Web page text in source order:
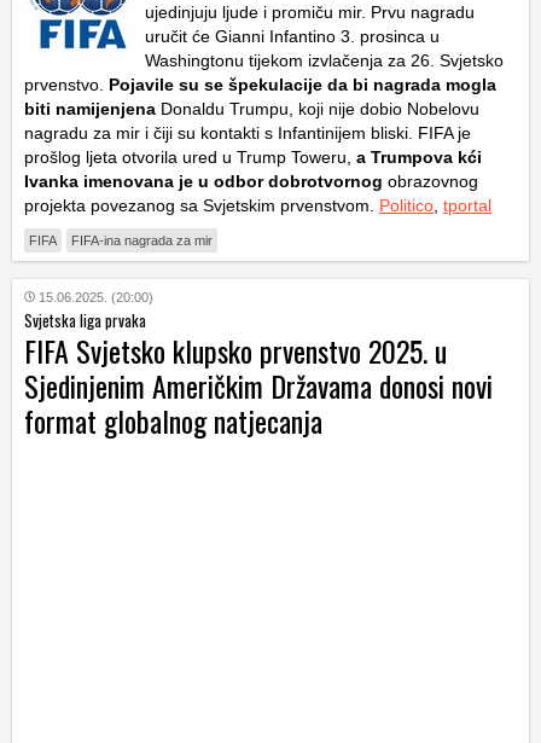
ujedinjuju ljude i promiču mir. Prvu nagradu
uručit će Gianni Infantino 3. prosinca u
Washingtonu tijekom izvlačenja za 26. Svjetsko
prvenstvo. Pojavile su se špekulacije da bi nagrada mogla
biti namijenjena Donaldu Trumpu, koji nije dobio Nobelovu
nagradu za mir i čiji su kontakti s Infantinijem bliski. FIFA je
prošlog ljeta otvorila ured u Trump Toweru, a Trumpova kći
Ivanka imenovana je u odbor dobrotvornog obrazovnog
projekta povezanog sa Svjetskim prvenstvom. Politico, tportal
FIFA FIFA-ina nagrada za mir
15.06.2025. (20:00)
Svjetska liga prvaka
FIFA Svjetsko klupsko prvenstvo 2025. u
Sjedinjenim Američkim Državama donosi novi
format globalnog natjecanja